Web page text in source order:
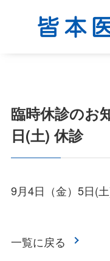
臨時休診のお
日(土) 休診
9月4日（金）5日(
一覧に戻る